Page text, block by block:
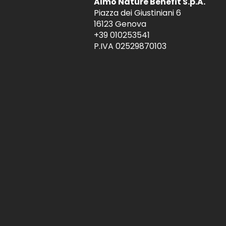
Piazza dei Giustiniani 6
16123 Genova
+39 010253541
P.IVA 02529870103